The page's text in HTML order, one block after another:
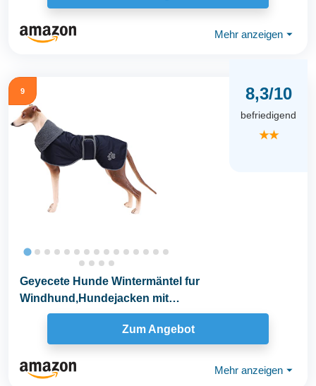
Mehr anzeigen ⏷
9 8,3/10
befriedigend
★★
Geyecete Hunde Wintermäntel fur
Windhund,Hundejacken mit
plüschfutter,Wasserdichter Regenmantel...
Zum Angebot
Mehr anzeigen ⏷